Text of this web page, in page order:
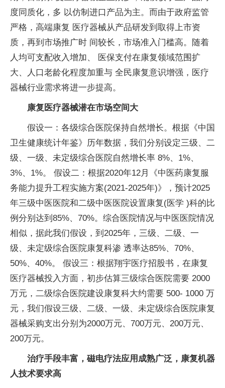
度同质化，多 以仿制进口产品为主。而由于政府监管
严格，高端康复 医疗器械从产品研发到取得上市资
质，再到市场推广时 间较长，市场准入门槛高。随着
人均可支配收入增加、 医保支付在康复领域范围扩
大、人口老龄化程度加重与 全民康复意识增强，医疗
器械行业需求将进一步提高。
康复医疗器械潜在市场空间大
假设一：各级综合医院保持自然增长。根据《中国
卫生健康统计年鉴》历年数据，我们分别设定三级、二
级、一级、未定级综合医院自然增长率 8%、1%、
3%、1%。 假设二：根据2020年12月《中医药康复服
务能力提升工程实施方案(2021-2025年)》，预计2025
年三级中医医院和二级中医医院设置康复(医学 )科的比
例分别达到85%、70%。综合医院情况与中医医院情况
相似，据此我们假设，到2025年，三级、二级、一
级、未定级综合医院康复科渗 透率达85%、70%、
50%、40%。 假设三：根据翔宇医疗招股书，在康复
医疗器械投入方面，初步估算三级综合医院需要 2000
万元，二级综合医院建设康复科大约需要 500- 1000 万
元，我们假设三级、二级、一级、未定级综合医院康复
器械采购支出分别为2000万元、700万元、200万元、
200万元。
治疗手段丰富，磁电疗法应用成熟广泛，康复机器
人技术要求高